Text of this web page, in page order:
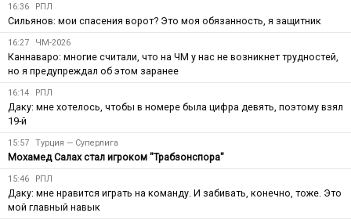
16:36 РПЛ
Сильянов: мои спасения ворот? Это моя обязанность, я защитник
16:27 ЧМ-2026
Каннаваро: многие считали, что на ЧМ у нас не возникнет трудностей,
но я предупреждал об этом заранее
16:14 РПЛ
Даку: мне хотелось, чтобы в номере была цифра девять, поэтому взял
19-й
15:57 Турция — Суперлига
Мохамед Салах стал игроком "Трабзонспора"
15:46 РПЛ
Даку: мне нравится играть на команду. И забивать, конечно, тоже. Это
мой главный навык